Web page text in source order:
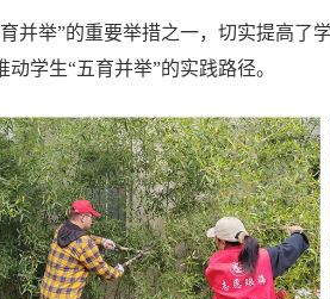
并举”的重要举措之一，切实提高
学生“五育并举”的实践路径。